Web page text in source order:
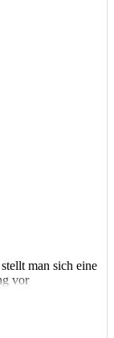
man sich eine
vor